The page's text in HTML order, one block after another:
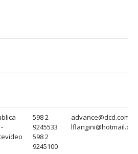
598 2
9245533
598 2
9245100